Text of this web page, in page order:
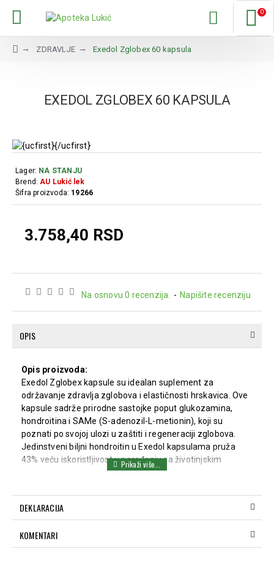
0
ZDRAVLJE Exedol Zglobex 60 kapsula
EXEDOL ZGLOBEX 60 KAPSULA
Na osnovu 0 recenzija. - Napišite recenziju
3.758,40 RSD
Lager: NA STANJU
Brend: AU Lukić lek
Šifra proizvoda: 19266
OPIS
Opis proizvoda:
Exedol Zglobex kapsule su idealan suplement za
održavanje zdravlja zglobova i elastičnosti hrskavica. Ove
kapsule sadrže prirodne sastojke poput glukozamina,
hondroitina i SAMe (S-adenozil-L-metionin), koji su
poznati po svojoj ulozi u zaštiti i regeneraciji zglobova.
Jedinstveni biljni hondroitin u Exedol kapsulama pruža
43% veću iskoristljivost u poređenju sa životinjskim
hondroitinom, što ga čini superiornim izborom za podršku
oštećenju hrskavice.
DEKLARACIJA
KOMENTARI